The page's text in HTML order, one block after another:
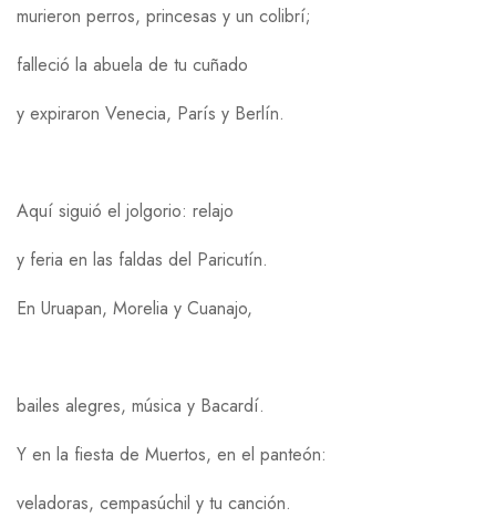
murieron perros, princesas y un colibrí;
falleció la abuela de tu cuñado
y expiraron Venecia, París y Berlín.
Aquí siguió el jolgorio: relajo
y feria en las faldas del Paricutín.
En Uruapan, Morelia y Cuanajo,
bailes alegres, música y Bacardí.
Y en la fiesta de Muertos, en el panteón:
veladoras, cempasúchil y tu canción.